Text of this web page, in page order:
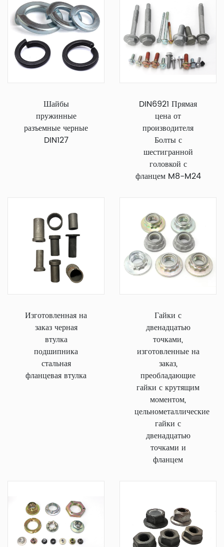
Шайбы
пружинные
разъемные черные
DIN127
DIN6921 Прямая
цена от
производителя
Болты с
шестигранной
головкой с
фланцем M8-M24
Изготовленная на
заказ черная
втулка
подшипника
стальная
фланцевая втулка
Гайки с
двенадцатью
точками,
изготовленные на
заказ,
преобладающие
гайки с крутящим
моментом,
цельнометаллические
гайки с
двенадцатью
точками и
фланцем